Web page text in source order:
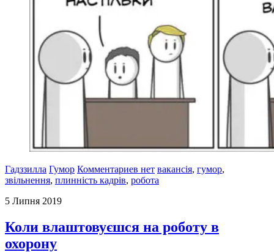
Гадззилла Гумор Комментариев нет вакансія, гумор,
звільнення, плинність кадрів, робота
5 Липня 2019
Коли влаштовуєшся на роботу в
охорону